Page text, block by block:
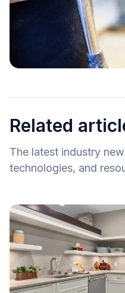
Related
The latest industry
technologies, and